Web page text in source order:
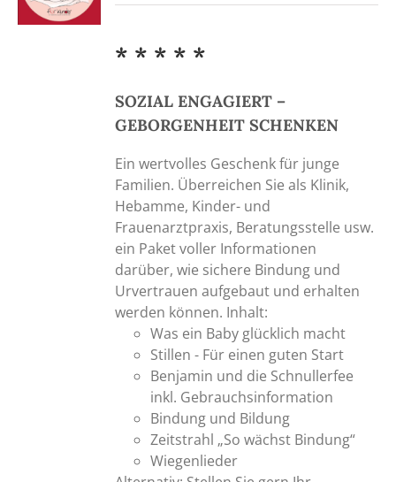
* * * * *
SOZIAL ENGAGIERT –
GEBORGENHEIT SCHENKEN
Ein wertvolles Geschenk für junge
Familien. Überreichen Sie als Klinik,
Hebamme, Kinder- und
Frauenarztpraxis, Beratungsstelle usw.
ein Paket voller Informationen
darüber, wie sichere Bindung und
Urvertrauen aufgebaut und erhalten
werden können. Inhalt:
Was ein Baby glücklich macht
Stillen - Für einen guten Start
Benjamin und die Schnullerfee
inkl. Gebrauchsinformation
Bindung und Bildung
Zeitstrahl „So wächst Bindung“
Wiegenlieder